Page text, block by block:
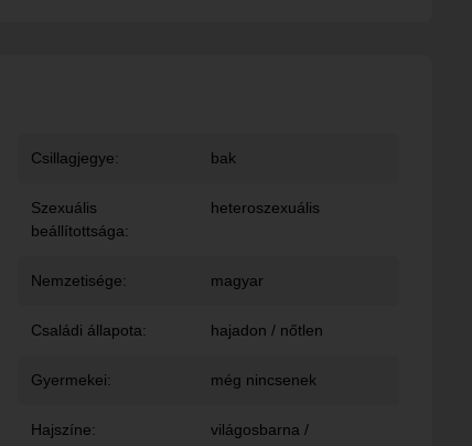
Csillagjegye: bak
Szexuális
beállítottsága:
heteroszexuális
Nemzetisége: magyar
Családi állapota: hajadon / nőtlen
Gyermekei: még nincsenek
Hajszíne:
világosbarna /